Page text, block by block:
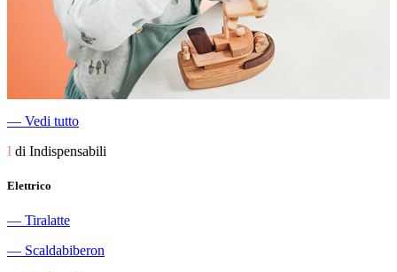
― Vedi tutto
I di Indispensabili
Elettrico
― Tiralatte
― Scaldabiberon